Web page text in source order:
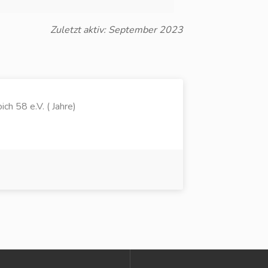
Zuletzt aktiv: September 2023
58 e.V. ( Jahre)